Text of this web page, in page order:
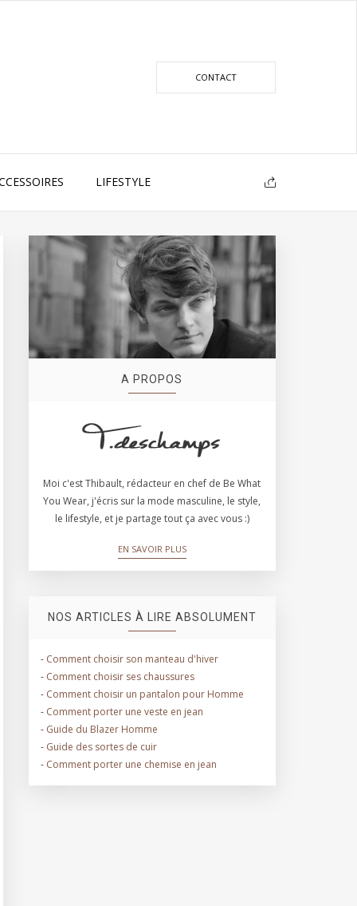
CONTACT
LIFESTYLE
A PROPOS
Moi c'est Thibault, rédacteur en chef de Be What
You Wear, j'écris sur la mode masculine, le style,
le lifestyle, et je partage tout ça avec vous :)
EN SAVOIR PLUS
NOS ARTICLES À LIRE ABSOLUMENT
- Comment choisir son manteau d'hiver
- Comment choisir ses chaussures
- Comment choisir un pantalon pour Homme
- Comment porter une veste en jean
- Guide du Blazer Homme
- Guide des sortes de cuir
- Comment porter une chemise en jean